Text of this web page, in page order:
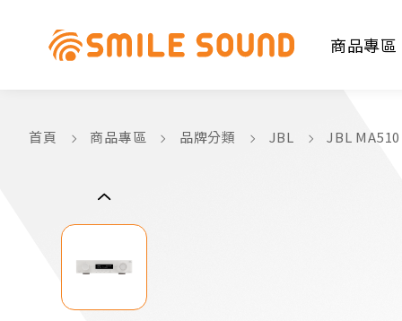
商品專區
首頁 商品專區 品牌分類 JBL JBL